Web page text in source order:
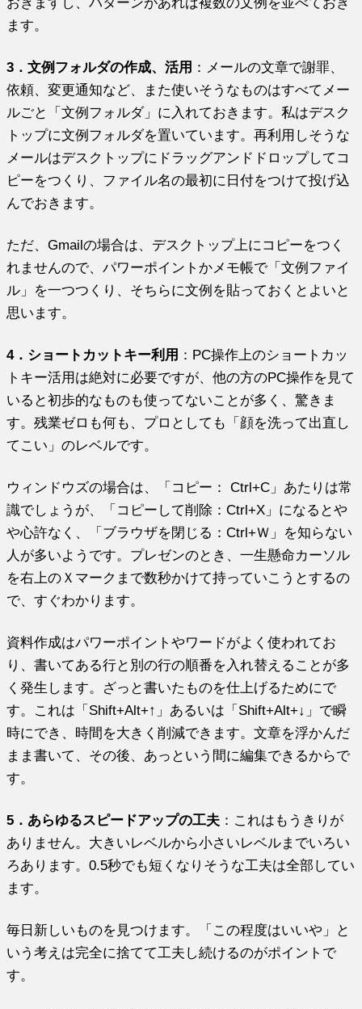
ます。
3．文例フォルダの作成、活用 ：メールの文章で謝罪、
依頼、変更通知など、また使いそうなものはすべてメー
ルごと「文例フォルダ」に入れておきます。私はデスク
トップに文例フォルダを置いています。再利用しそうな
メールはデスクトップにドラッグアンドドロップしてコ
ピーをつくり、 ファイル名の最初に日付をつけて投げ込
んでおきます。
ただ、Gmailの場合は、 デスクトップ上にコピーをつく
れませんので、パワーポイントかメモ帳で「文例ファイ
ル」を一つつくり、 そちらに文例を貼っておくとよいと
思います。
4．ショートカットキー利用 ： PC操作上のショートカッ
トキー活用は絶対に必要ですが、他の方のPC操作を見て
いると初歩的なものも使ってないことが多 く、驚きま
す。残業ゼロも何も、プロとしても「 顔を洗って出直し
てこい」のレベルです。
ウィンドウズの場合は、「コピー： Ctrl+C」あたりは常
識でしょうが、「コピーして削除：Ctrl+X」になるとや
や心許なく、「ブラウザを閉じる：Ctrl+Ｗ」を知らない
人が多いようです。プレゼンのとき、一生懸命カーソル
を右上のＸマークまで数秒かけて持っていこうとするの
で、すぐわかります。
資料作成はパワーポイントやワードがよく使われてお
り、書いてある行と別の行の順番を入れ替えることが多
く発生します。 ざっと書いたものを仕上げるためにで
す。これは「Shift+Alt+↑」あるいは「Shift+Alt+↓」で瞬
時にでき、 時間を大きく削減できます。文章を浮かんだ
まま書いて、その後、 あっという間に編集できるからで
す。
5．あらゆるスピードアップの工夫 ： これはもうきりが
ありません。 大きいレベルから小さいレベルまでいろい
ろあります。0.5秒でも短くなりそうな工夫は全部してい
ます。
毎日新しいものを見つけます。「この程度はいいや」
と
いう考えは完全に捨てて工夫し続けるのがポイントで
す。